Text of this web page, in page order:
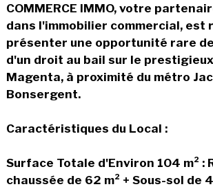
COMMERCE IMMO, votre
dans l'immobilier commercial, est
présenter une opportunité rare
d'un droit au bail sur le
Magenta, à proximité du métro
Bonsergent.
Caractéristiques du Local :
Surface Totale d'Environ 104 m² :
chaussée de 62 m² + Sous-sol de